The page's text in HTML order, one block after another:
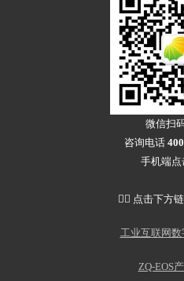
微信扫
咨询电话
手机端点
👇🏻 点击下方
工业互联网
ZQ-EOS